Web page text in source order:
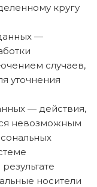
кругу
—
случаев,
уточнения
— действия,
невозможным
носители